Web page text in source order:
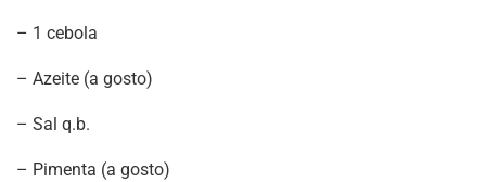
– 1 cebola
– Azeite (a gosto)
– Sal q.b.
– Pimenta (a gosto)